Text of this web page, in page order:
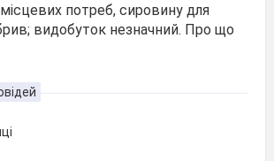
потреб, сировину для
видобуток незначний. Про що